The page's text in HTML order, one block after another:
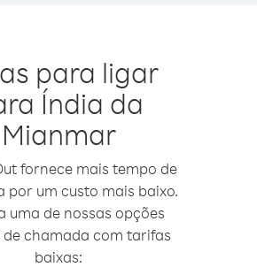
para ligar
Índia da
Mianmar
fornece mais tempo de
por um custo mais baixo.
uma de nossas opções
de chamada com tarifas
baixas: